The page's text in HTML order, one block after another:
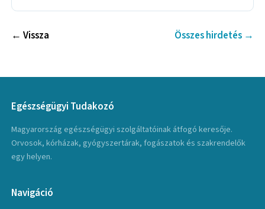
← Vissza Összes hirdetés →
Egészségügyi Tudakozó
Magyarország egészségügyi szolgáltatóinak átfogó keresője.
Orvosok, kórházak, gyógyszertárak, fogászatok és szakrendelők
egy helyen.
Navigáció